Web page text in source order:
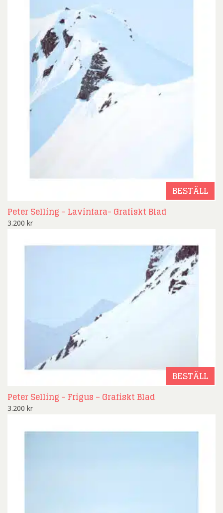
BESTÄLL
Peter Selling – Lavinfara- Grafiskt Blad
3.200 kr
BESTÄLL
Peter Selling – Frigus – Grafiskt Blad
3.200 kr